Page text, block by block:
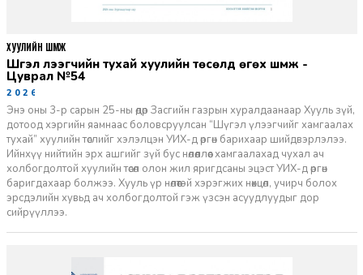
Шүгэл үлээгчийн тухай хуулийн төсөлд өгөх шүүмж -
Цуврал №54
2026-07-27
Энэ оны 3-р сарын 25-ны өдөр Засгийн газрын хуралдаанаар Хууль зүй,
дотоод хэргийн яамнаас боловсруулсан “Шүгэл үлээгчийг хамгаалах
тухай” хуулийн төслийг хэлэлцэн УИХ-д өргөн барихаар шийдвэрлэлээ.
Ийнхүү нийтийн эрх ашгийг зүй бус нөлөөллөөс хамгаалахад чухал ач
холбогдолтой хуулийн төсөл олон жил яригдсаны эцэст УИХ-д өргөн
баригдахаар болжээ. Хууль үр нөлөөтэй хэрэгжих нөхцөл, учирч болох
эрсдэлийн хувьд ач холбогдолтой гэж үзсэн асуудлуудыг дор
сийрүүллээ.
ХУУЛИЙН ШҮҮМЖ